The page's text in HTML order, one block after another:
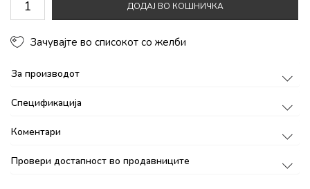
ДОДАЈ ВО КОШНИЧКА
Зачувајте во списокот со желби
За производот
Спецификација
Коментари
Провери достапност во продавниците